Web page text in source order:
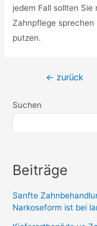
jedem Fall sollten
Zahnpflege
putzen.
Beitragsnavigation
← zurück
Suchen
Beiträge
Sanfte
Narkoseform ist bei